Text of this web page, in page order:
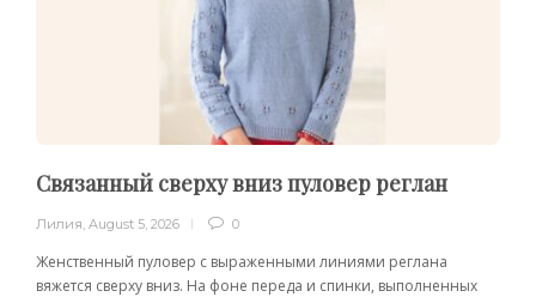
Связанный сверху вниз пуловер реглан
Лилия August 5, 2026 0
Женственный пуловер с выраженными линиями реглана
вяжется сверху вниз. На фоне переда и спинки, выполненных